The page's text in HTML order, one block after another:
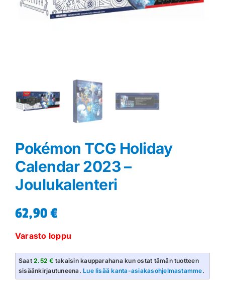
Rip & Ship
Pokémon TCG Holiday
Calendar 2023 –
Joulukalenteri
62,90€
Varasto loppu
Saat2.52 € takaisin kaupparahana kun ostat tämän tuotteen
sisäänkirjautuneena.Lue lisää kanta-asiakasohjelmastamme.